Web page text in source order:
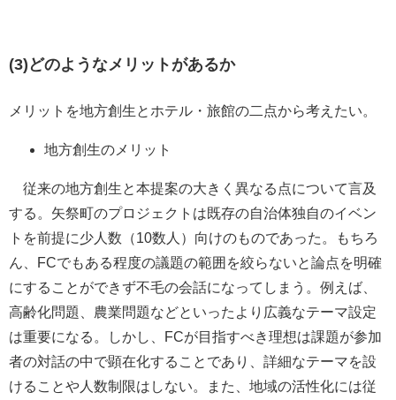
(3)どのようなメリットがあるか
メリットを地方創生とホテル・旅館の二点から考えたい。
地方創生のメリット
従来の地方創生と本提案の大きく異なる点について言及
する。矢祭町のプロジェクトは既存の自治体独自のイベン
トを前提に少人数（10数人）向けのものであった。もちろ
ん、FCでもある程度の議題の範囲を絞らないと論点を明確
にすることができず不毛の会話になってしまう。例えば、
高齢化問題、農業問題などといったより広義なテーマ設定
は重要になる。しかし、FCが目指すべき理想は課題が参加
者の対話の中で顕在化することであり、詳細なテーマを設
けることや人数制限はしない。また、地域の活性化には従